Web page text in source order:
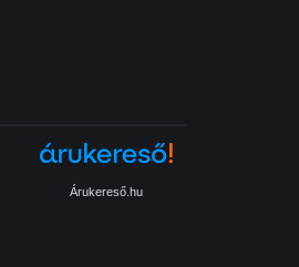
Árukereső.hu